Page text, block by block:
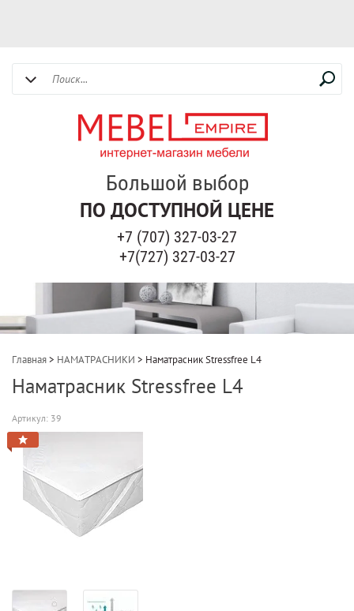
Большой выбор
ПО ДОСТУПНОЙ ЦЕНЕ
+7 (707) 327-03-27
+7(727) 327-03-27
Главная> НАМАТРАСНИКИ > Наматрасник Stressfree L4
Наматрасник Stressfree L4
Артикул: 39